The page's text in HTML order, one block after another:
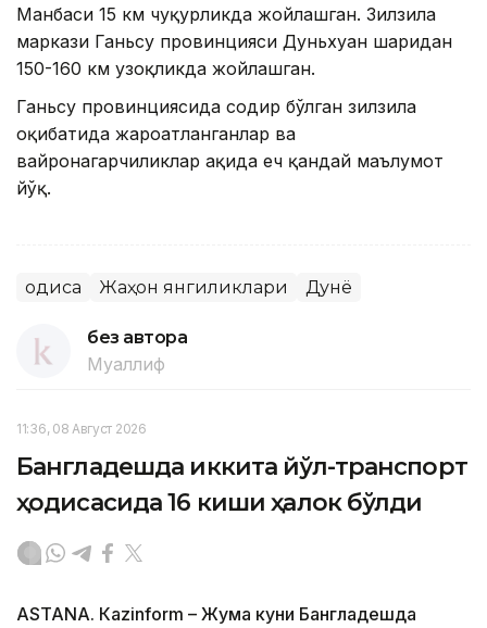
Манбаси 15 км чуқурликда жойлашган. Зилзила
маркази Ганьсу провинцияси Дуньхуан шаҳридан
150-160 км узоқликда жойлашган.
Ганьсу провинциясида содир бўлган зилзила
оқибатида жароҳатланганлар ва
вайронагарчиликлар ҳақида ҳеч қандай маълумот
йўқ.
Ҳодиса Жаҳон янгиликлари Дунё
без автора
Муаллиф
11:36, 08 Август 2026
Бангладешда иккита йўл-транспорт
ҳодисасида 16 киши ҳалок бўлди
ASTANА. Кazinform – Жума куни Бангладешда